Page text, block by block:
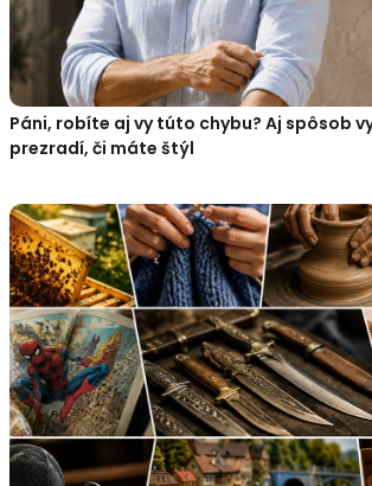
Páni, robíte aj vy túto chybu? Aj spôsob
prezradí, či máte štýl